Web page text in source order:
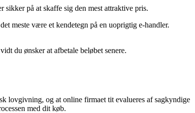
sikker på at skaffe sig den mest attraktive pris.
meste være et kendetegn på en uoprigtig e-handler.
du ønsker at afbetale beløbet senere.
lovgivning, og at online firmaet tit evalueres af sagkyndige
med dit køb.